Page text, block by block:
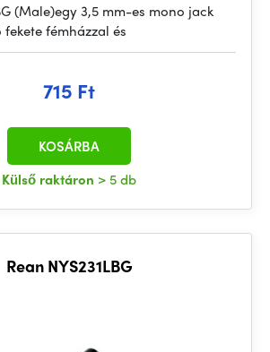
(Male)egy 3,5 mm-es mono jack
fémházzal és
715 Ft
Külső raktáron > 5 db
KOSÁRBA
Rean NYS231LBG